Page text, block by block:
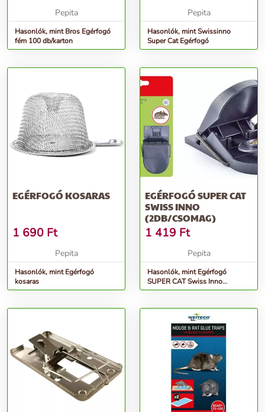
Pepita
Hasonlók, mint Bros Egérfogó
fém 100 db/karton
Pepita
Hasonlók, mint Swissinno
Super Cat Egérfogó
EGÉRFOGÓ KOSARAS
1 690 Ft
Pepita
Hasonlók, mint Egérfogó
kosaras
EGÉRFOGÓ SUPER CAT
SWISS INNO
(2DB/CSOMAG)
1 419 Ft
Pepita
Hasonlók, mint Egérfogó
SUPER CAT Swiss Inno
(2db/csomag)